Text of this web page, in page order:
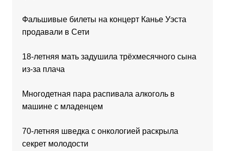
Фальшивые билеты на концерт Канье Уэста
продавали в Сети
18-летняя мать задушила трёхмесячного сына
из-за плача
Многодетная пара распивала алкоголь в
машине с младенцем
70-летняя шведка с онкологией раскрыла
секрет молодости